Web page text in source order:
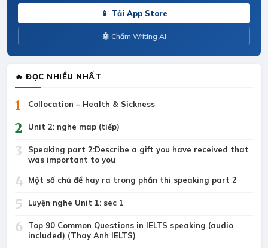
📱 Tải App Store
🤖 Chấm Writing AI
🔥 ĐỌC NHIỀU NHẤT
1 Collocation – Health & Sickness
2 Unit 2: nghe map (tiếp)
3
Speaking part 2:Describe a gift you have received that
was important to you
4 Một số chủ đề hay ra trong phần thi speaking part 2
5 Luyện nghe Unit 1: sec 1
6
Top 90 Common Questions in IELTS speaking (audio
included) (Thay Anh IELTS)